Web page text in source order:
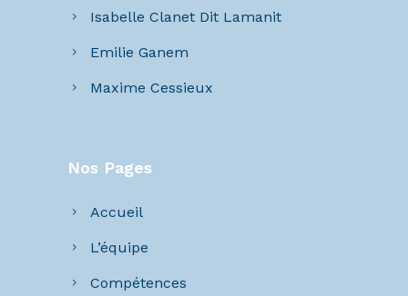
Isabelle Clanet Dit Lamanit
Emilie Ganem
Maxime Cessieux
Nos Pages
Accueil
L’équipe
Compétences